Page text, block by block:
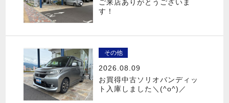
ご来店ありがとうございま
す！
その他
2026.08.09
お買得中古ソリオバンディッ
ト入庫しました＼(^o^)／